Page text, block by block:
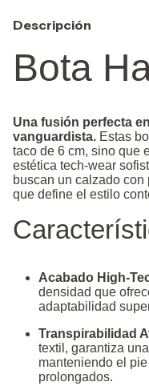
Descripción
Bota
Una fusión perfecta
vanguardista. Estas
taco de 6 cm, sino que
estética tech-wear
buscan un calzado
que define el estilo
Acabado High-
densidad que
adaptabilidad
Transpirabilidad
textil, garantiza
manteniendo el
prolongados.